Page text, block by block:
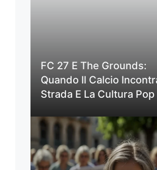
FC 27 E The Grounds:
Quando Il Calcio
Strada E La Cultura Pop